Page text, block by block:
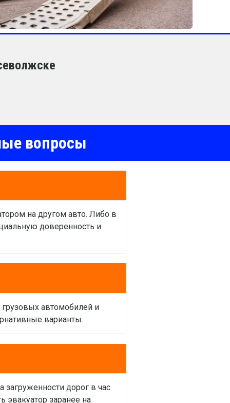
вопросы
на другом авто. Либо в
доверенность и
автомобилей и
варианты.
дорог в час
эвакуатор заранее на